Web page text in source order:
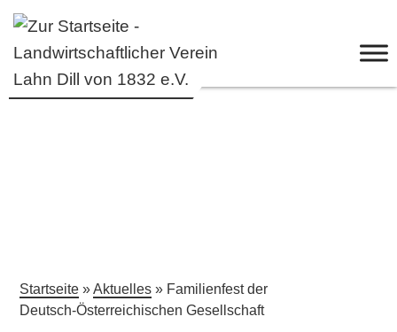
Startseite »Aktuelles » Familienfest der
Deutsch‑Österreichischen Gesellschaft